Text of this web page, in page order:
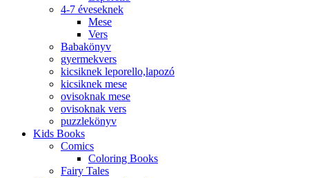
4-7 éveseknek
Mese
Vers
Babakönyv
gyermekvers
kicsiknek leporello,lapozó
kicsiknek mese
ovisoknak mese
ovisoknak vers
puzzlekönyv
Kids Books
Comics
Coloring Books
Fairy Tales